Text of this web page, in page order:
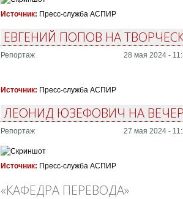
Источник: Пресс-служба АСПИР
ЕВГЕНИЙ ПОПОВ НА
Репортаж 28 мая 2024 -
Источник: Пресс-служба АСПИР
ЛЕОНИД ЮЗЕФОВИЧ НА
Репортаж 27 мая 2024 -
Источник: Пресс-служба АСПИР
«КАФЕДРА ПЕРЕВОДА»